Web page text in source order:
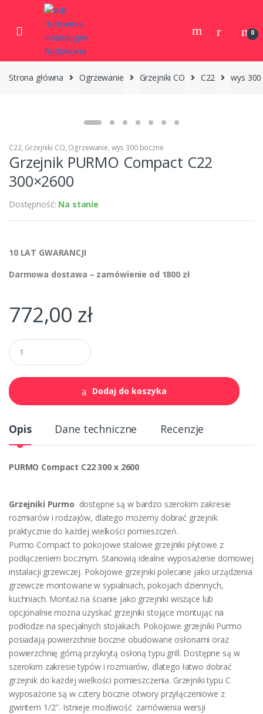
Skip to navigation
Skip to content
0
Strona główna Ogrzewanie Grzejniki CO C22 wys
C22, Grzejniki CO, Ogrzewanie, wys 300 boczne
Grzejnik PURMO Compact C22
300×2600
Dostępność: Na stanie
10 LAT GWARANCJI
Darmowa dostawa – zamówienie od 1800 zł
772,00 zł
Q
u
a
t
i
Dodaj do koszyka
Opis Dane techniczne Recenzje
PURMO Compact C22 300 x 2600
Grzejniki Purmo dostępne są w bardzo szerokim zakresie
rozmiarów i rodzajów, dlatego możemy dobrać grzejnik
praktycznie do każdej wielkości pomieszczeń.
Purmo Compact to pokojowe stalowe grzejniki płytowe z
podłączeniem bocznym. Stanowią idealne wyposażenie domowej
instalacji grzewczej. Pokojowe grzejniki polecane jako urządzenia
grzewcze montowane w sypialniach, pokojach dziennych,
kuchniach. Montaż na ścianie jako grzejniki wiszące lub
opcjonalnie można uzyskać grzejniki stojące montując na
podłodze na specjalnych stojakach. Pokojowe grzejniki Purmo
posiadają powierzchnie boczne obudowane osłonami oraz
powierzchnię górną przykrytą osłoną typu grill. Dostępne są w
szerokim zakresie typów i rozmiarów, dlatego łatwo dobrać
grzejnik do każdej wielkości pomieszczenia. Grzejniki typu C
wyposażone są w cztery boczne otwory przyłączeniowe z
gwintem 1/2″. Istnieje możliwość zamówienia wersji